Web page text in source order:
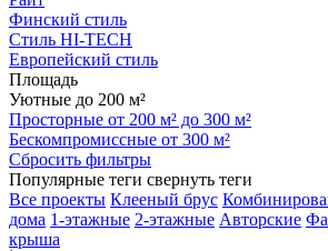
Финский стиль
Стиль HI-TECH
Европейский стиль
Площадь
Уютные до 200 м²
Просторные от 200 м² до 300 м²
Бескомпромиссные от 300 м²
Сбросить фильтры
Популярные теги свернуть теги
Все проекты Клееный брус
дома 1-этажные 2-этажные Авторские
крыша